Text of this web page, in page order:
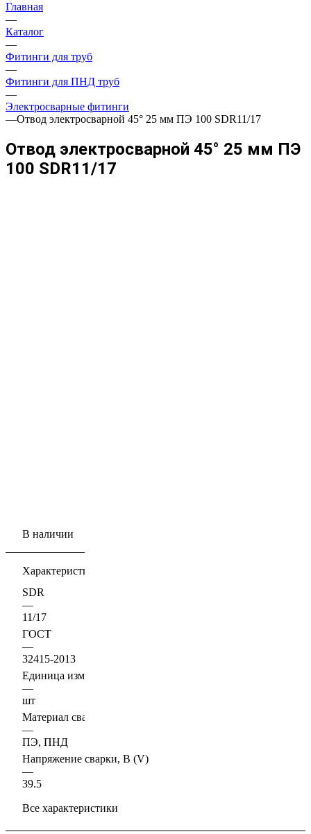
Главная
—
Каталог
—
Фитинги для труб
—
Фитинги для ПНД труб
—
Электросварные фитинги
—Отвод электросварной 45° 25 мм ПЭ 100 SDR11/17
Отвод электросварной 45° 25 мм ПЭ
100 SDR11/17
В наличии
Характеристики
SDR
—
11/17
ГОСТ
—
32415-2013
Единица измерения
—
шт
Материал свариваемых труб
—
ПЭ, ПНД
Напряжение сварки, В (V)
—
39.5
Все характеристики